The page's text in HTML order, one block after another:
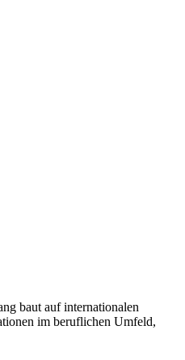
baut auf internationalen
im beruflichen Umfeld,